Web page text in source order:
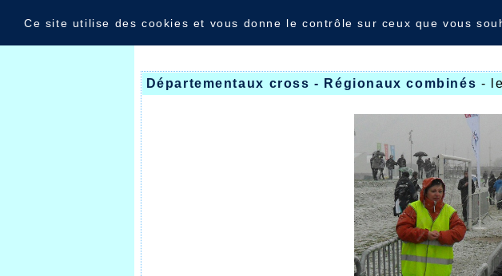
Nouvelles
Départementaux cross - Régionaux combinés - le
Ce site utilise des cookies et vous donne le contrôle sur ceux que vous